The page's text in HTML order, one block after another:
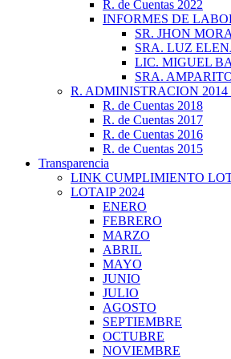
R. de Cuentas 2022
INFORMES DE
SR. JHON
SRA. LUZ
LIC. MIGUEL
SRA.
R. ADMINISTRACION 2014
R. de Cuentas 2018
R. de Cuentas 2017
R. de Cuentas 2016
R. de Cuentas 2015
Transparencia
LINK CUMPLIMIENTO
LOTAIP 2024
ENERO
FEBRERO
MARZO
ABRIL
MAYO
JUNIO
JULIO
AGOSTO
SEPTIEMBRE
OCTUBRE
NOVIEMBRE